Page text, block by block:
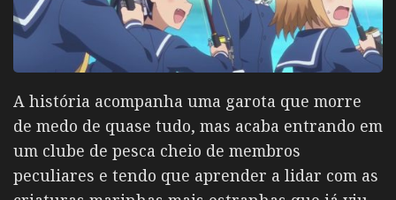
A história acompanha uma garota que morre
de medo de quase tudo, mas acaba entrando em
um clube de pesca cheio de membros
peculiares e tendo que aprender a lidar com as